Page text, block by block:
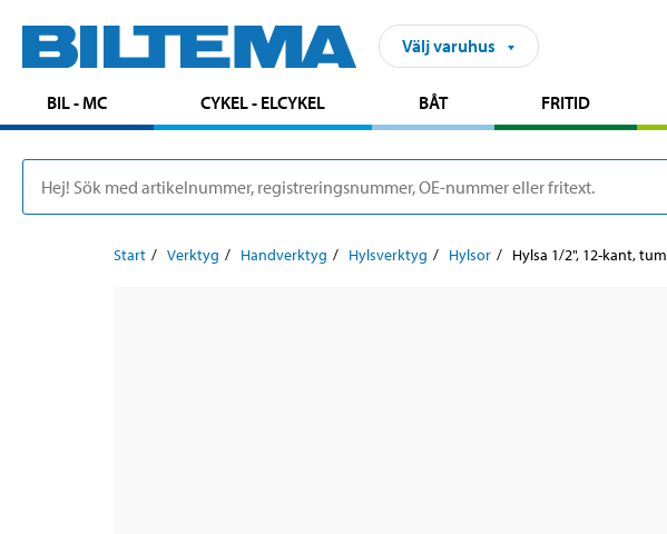
Välj varuhus
BIL - MC CYKEL - ELCYKEL BÅT FRITID
Start Verktyg Handverktyg Hylsverktyg Hylsor Hylsa 1/2", 12-kant, tum